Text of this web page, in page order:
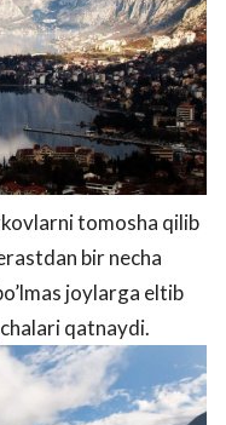
tomosha qilib
bir necha
joylarga eltib
qatnaydi.